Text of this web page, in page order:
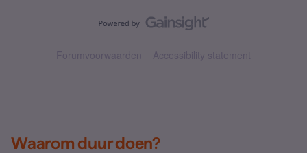
Forumvoorwaarden Accessibility statement
Waarom duur doen?